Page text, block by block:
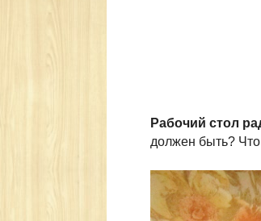
Рабочий стол
должен быть?